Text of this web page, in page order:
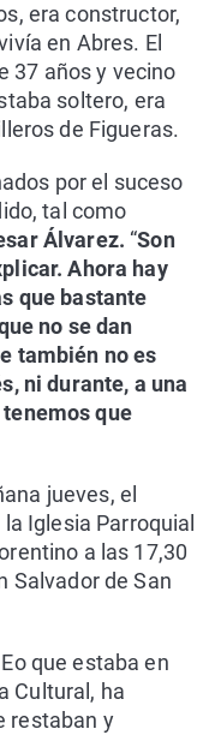
era constructor,
en Abres. El
37 años y vecino
soltero, era
de Figueras.
por el suceso
tal como
Álvarez. “Son
Ahora hay
que bastante
no se dan
también no es
ni durante, a una
que
jueves, el
Iglesia Parroquial
a las 17,30
Salvador de San
que estaba en
Cultural, ha
restaban y